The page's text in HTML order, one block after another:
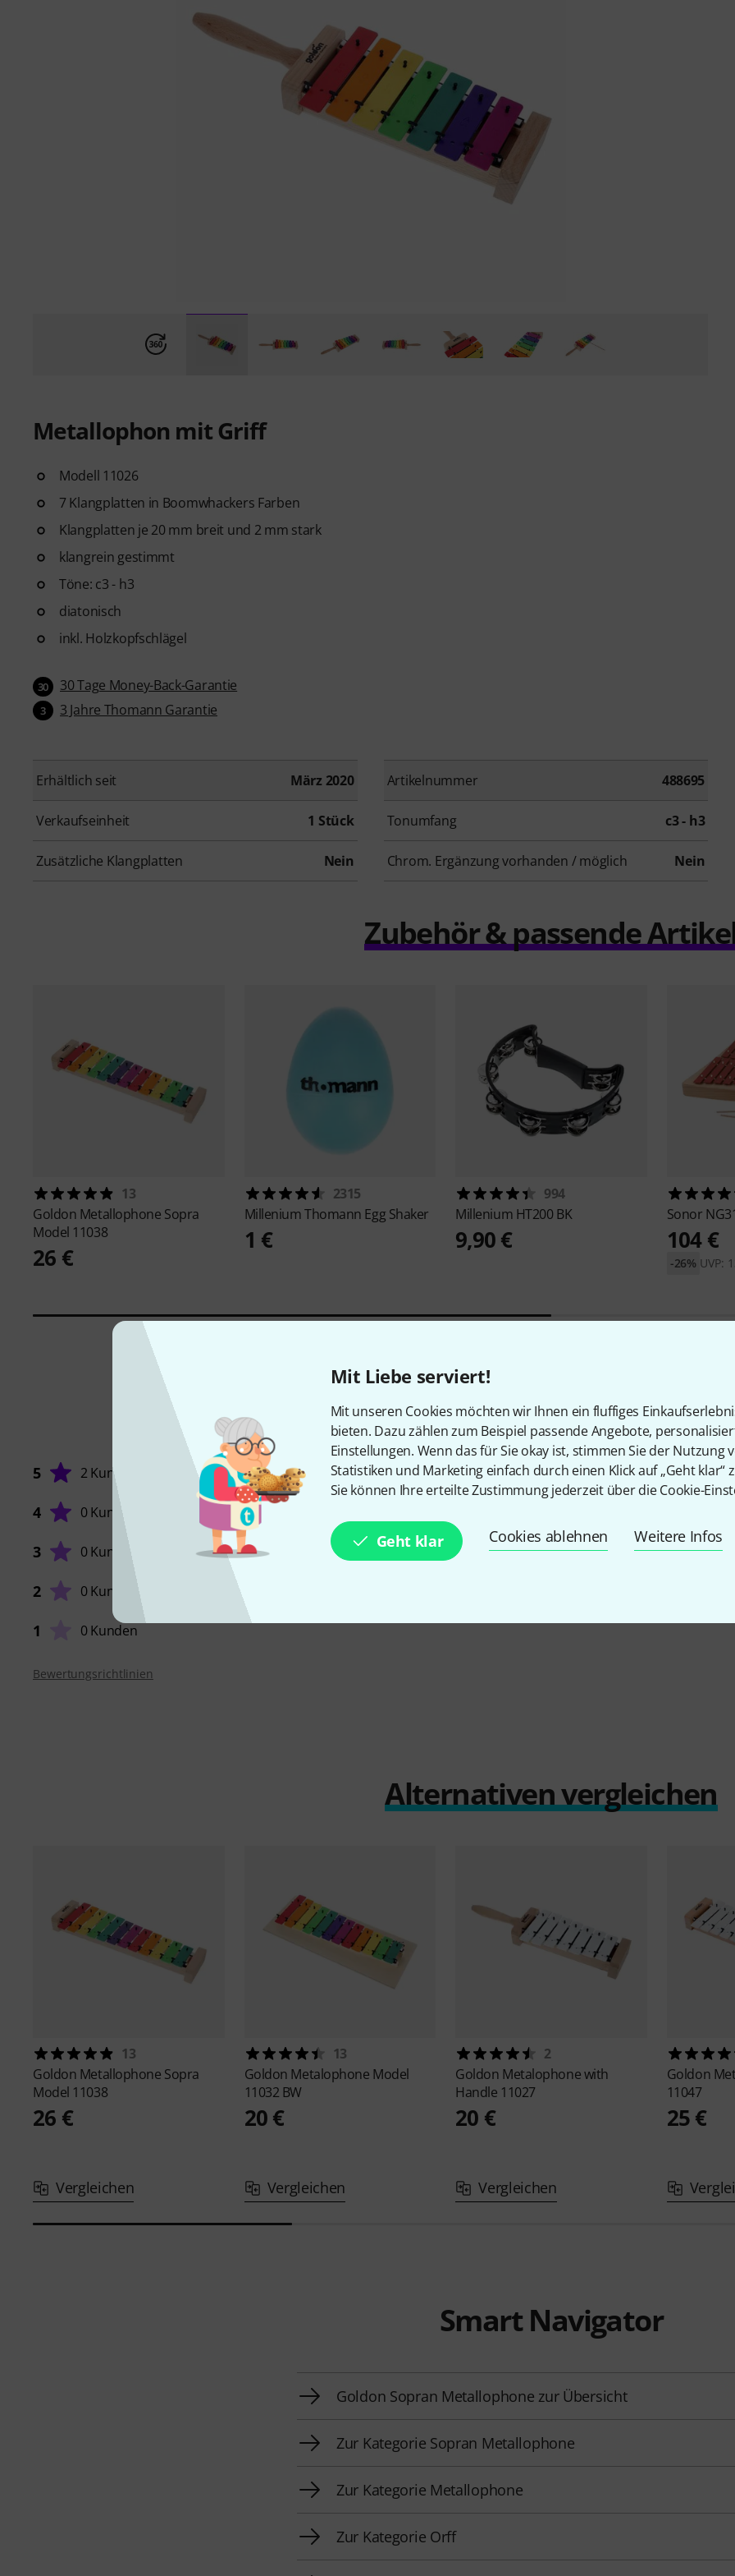
Mit Liebe serviert!
Mit unseren Cookies möchten wir Ihnen ein fluffiges
bieten. Dazu zählen zum Beispiel passende Angebote,
Einstellungen. Wenn das für Sie okay ist, stimmen Sie der Nutzung
Statistiken und Marketing einfach durch einen Klick auf „Geht klar“
Sie können Ihre erteilte Zustimmung jederzeit über die Cookie-
Geht klar Cookies ablehnen Weitere Infos
Metallophon mit Griff
Modell 11026
7 Klangplatten in Boomwhackers Farben
Klangplatten je 20 mm breit und 2 mm stark
klangrein gestimmt
Töne: c3 - h3
diatonisch
inkl. Holzkopfschlägel
30 30 Tage Money-Back-Garantie
3 3 Jahre Thomann Garantie
Erhältlich seit März 2020 Artikelnummer 488695
Verkaufseinheit 1 Stück Tonumfang c3 - h3
Zusätzliche Klangplatten Nein Chrom. Ergänzung vorhanden / möglich Nein
Zubehör & passende
13
Goldon Metallophone Sopra
Model 11038
26 €
2315
MilleniumThomann Egg Shaker
1 €
994
Millenium HT200 BK
9,90 €
Sonor
104 €
UVP:
-26%
2Kundenbewertungen
5 2 Kunden
4 0 Kunden
3 0 Kunden
2 0 Kunden
1 0 Kunden
5/ 5
SOUND
Bewertungsrichtlinien
Alternativen vergleichen
13
Goldon Metallophone Sopra
Model 11038
26 €
Vergleichen
13
Goldon Metalophone Model
11032 BW
20 €
Vergleichen
2
Goldon Metalophone with
Handle 11027
20 €
Vergleichen
Goldon
11047
25 €
Smart Navigator
Goldon Sopran Metallophone zur Übersicht
Zur Kategorie Sopran Metallophone
Zur Kategorie Metallophone
Zur Kategorie Orff